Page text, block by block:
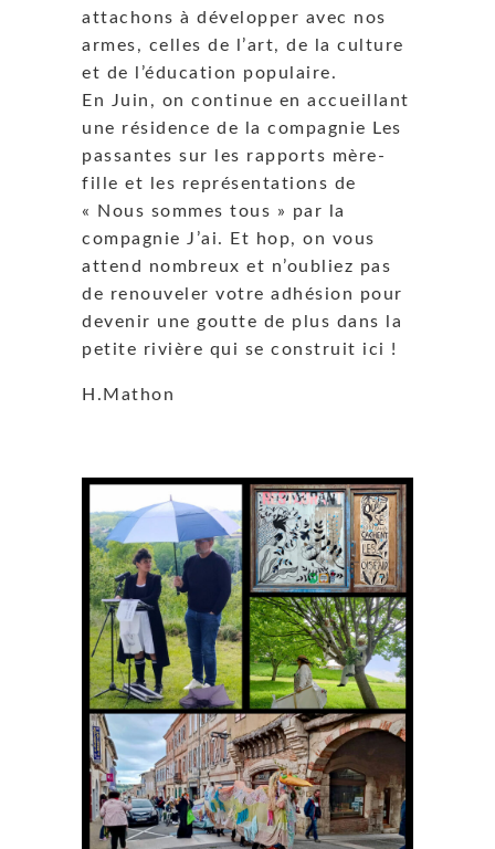
attachons à développer avec nos
armes, celles de l’art, de la culture
et de l’éducation populaire.
En Juin, on continue en accueillant
une résidence de la compagnie Les
passantes sur les rapports mère-
fille et les représentations de
« Nous sommes tous » par la
compagnie J’ai. Et hop, on vous
attend nombreux et n’oubliez pas
de renouveler votre adhésion pour
devenir une goutte de plus dans la
petite rivière qui se construit ici !
H.Mathon